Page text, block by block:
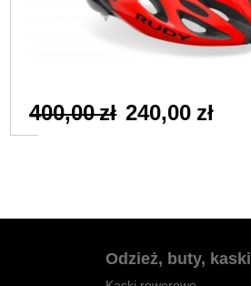
400,00 zł 240,00 zł
Odzież, buty, kaski